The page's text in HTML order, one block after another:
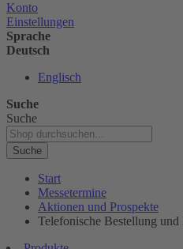
Konto
Einstellungen
Sprache
Deutsch
Englisch
Suche
Suche
Suche
Start
Messetermine
Aktionen und Prospekte
Telefonische Bestellung